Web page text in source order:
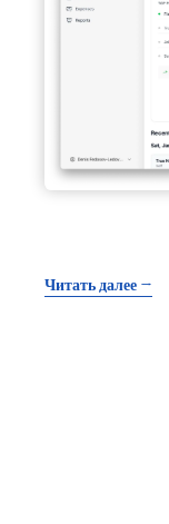
Читать далее →